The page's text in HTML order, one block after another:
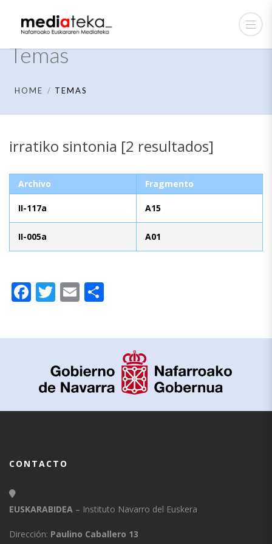
Temas
HOME TEMAS
irratiko sintonia [2 resultados]
Archivo Fragmento
II-117a A15
II-005a A01
Facebook
Twitter
Email
CONTACTO
EUSKARABIDEA – Instituto Navarro del Euskera
Dirección: Paulino Caballero 13